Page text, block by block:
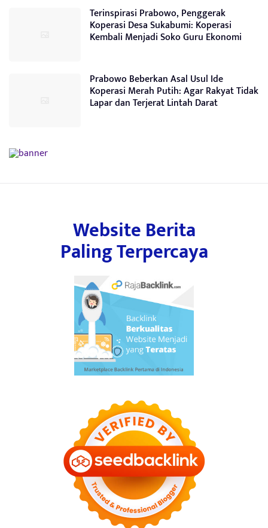
Terinspirasi Prabowo, Penggerak
Koperasi Desa Sukabumi: Koperasi
Kembali Menjadi Soko Guru Ekonomi
Prabowo Beberkan Asal Usul Ide
Koperasi Merah Putih: Agar Rakyat Tidak
Lapar dan Terjerat Lintah Darat
Website Berita
Paling Terpercaya